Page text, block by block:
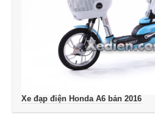
Xe đạp điện Honda A6 bản 2016